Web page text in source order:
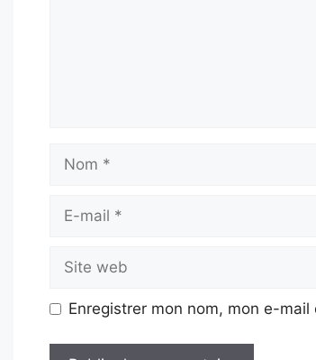
Nom
Site
web
Enregistrer mon nom, mon e-